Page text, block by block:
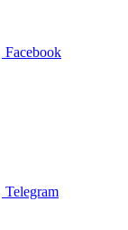
Facebook
Telegram